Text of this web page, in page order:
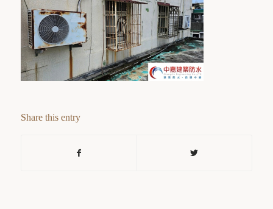
Share this entry